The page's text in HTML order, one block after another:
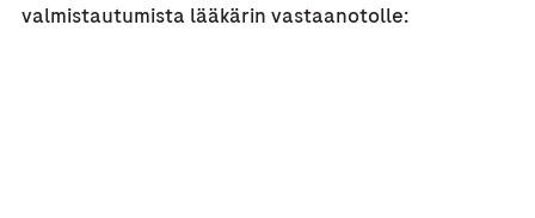
valmistautumista lääkärin vastaanotolle: